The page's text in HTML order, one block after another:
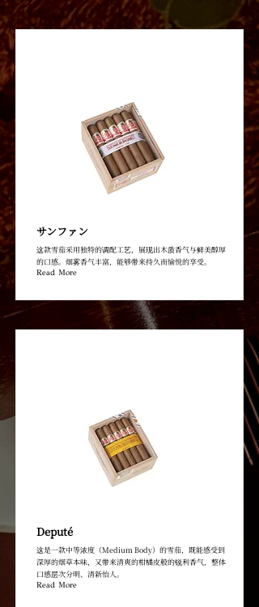
サンファン
这款雪茄采用独特的调配工艺，展现出木质香气与鲜美醇厚
的口感。烟雾香气丰富，能够带来持久而愉悦的享受。
Read More
Deputé
这是一款中等浓度（Medium Body）的雪茄，既能感受到
深厚的烟草本味，又带来清爽的柑橘皮般的锐利香气，整体
口感层次分明、清新怡人。
Read More